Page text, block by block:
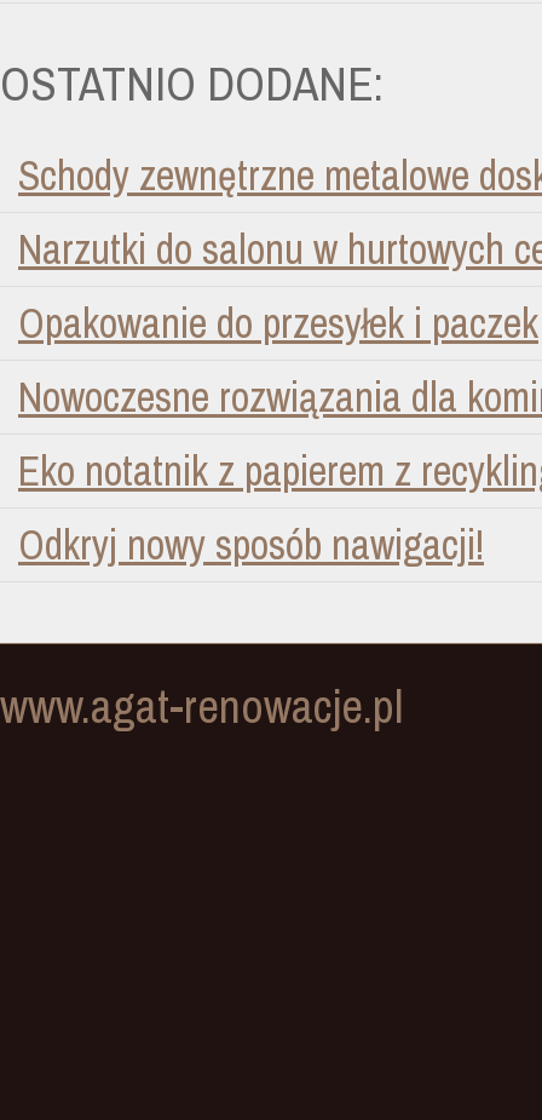
OSTATNIO DODANE:
Schody zewnętrzne metalowe
Narzutki do salonu w hurtowych
Opakowanie do przesyłek i paczek
Nowoczesne rozwiązania dla
Eko notatnik z papierem z
Odkryj nowy sposób nawigacji!
www.agat-renowacje.pl